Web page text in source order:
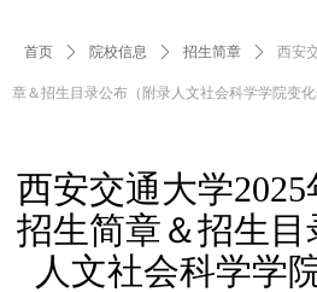
西安交通大学
招生简章＆招生
人文社会科学学
首页 ꄲ 院校信息 ꄲ 招生简章 ꄲ 西安
章＆招生目录公布（附录人文社会科学学院变化